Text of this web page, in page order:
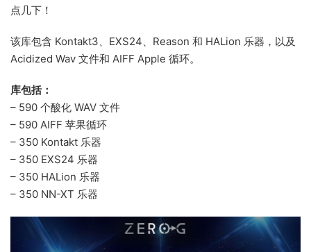
点几下！
该库包含 Kontakt3、EXS24、Reason 和 HALion 乐器，以及
Acidized Wav 文件和 AIFF Apple 循环。
库包括：
– 590 个酸化 WAV 文件
– 590 AIFF 苹果循环
– 350 Kontakt 乐器
– 350 EXS24 乐器
– 350 HALion 乐器
– 350 NN-XT 乐器